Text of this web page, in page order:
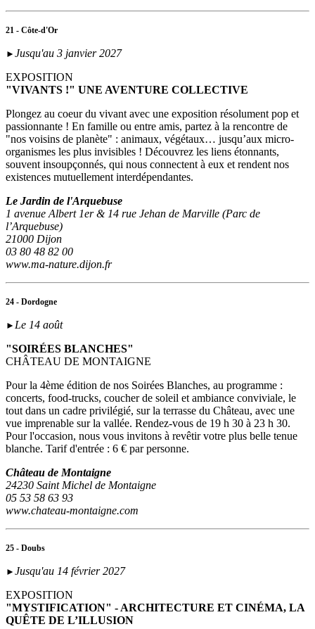
21 - Côte-d'Or
► Jusqu'au 3 janvier 2027
EXPOSITION
"VIVANTS !" UNE AVENTURE COLLECTIVE
Plongez au coeur du vivant avec une exposition résolument pop et
passionnante ! En famille ou entre amis, partez à la rencontre de
"nos voisins de planète" : animaux, végétaux… jusqu’aux micro-
organismes les plus invisibles ! Découvrez les liens étonnants,
souvent insoupçonnés, qui nous connectent à eux et rendent nos
existences mutuellement interdépendantes.
Le Jardin de l'Arquebuse
1 avenue Albert 1er & 14 rue Jehan de Marville (Parc de
l’Arquebuse)
21000 Dijon
03 80 48 82 00
www.ma-nature.dijon.fr
24 - Dordogne
► Le 14 août
"SOIRÉES BLANCHES"
CHÂTEAU DE MONTAIGNE
Pour la 4ème édition de nos Soirées Blanches, au programme :
concerts, food-trucks, coucher de soleil et ambiance conviviale, le
tout dans un cadre privilégié, sur la terrasse du Château, avec une
vue imprenable sur la vallée. Rendez-vous de 19 h 30 à 23 h 30.
Pour l'occasion, nous vous invitons à revêtir votre plus belle tenue
blanche. Tarif d'entrée : 6 € par personne.
Château de Montaigne
24230 Saint Michel de Montaigne
05 53 58 63 93
www.chateau-montaigne.com
25 - Doubs
► Jusqu'au 14 février 2027
EXPOSITION
"MYSTIFICATION" - ARCHITECTURE ET CINÉMA, LA
QUÊTE DE L’ILLUSION